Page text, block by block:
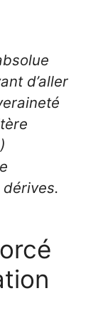
d’aller